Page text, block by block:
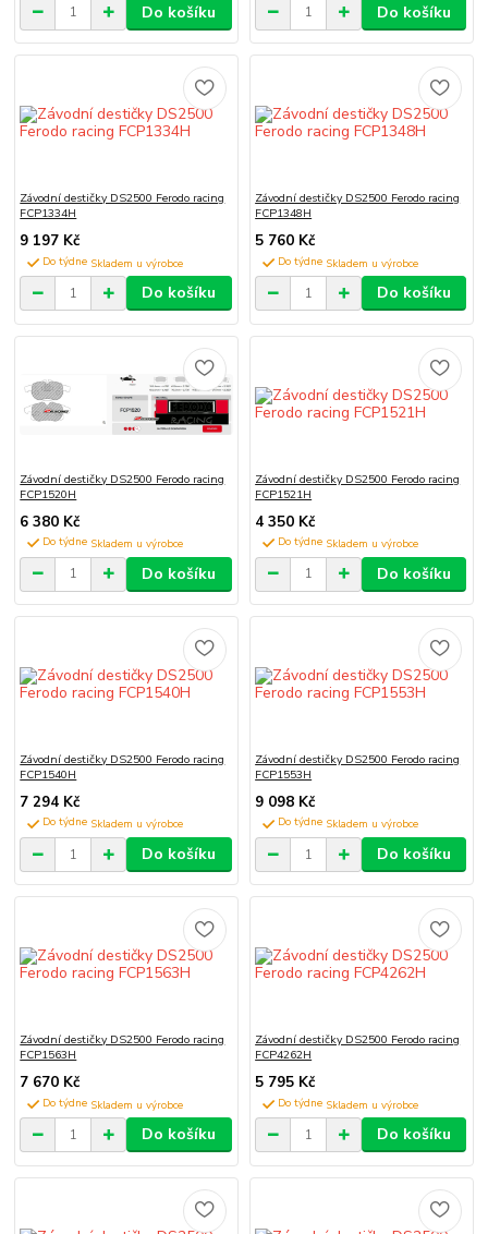
Do košíku Do košíku
Závodní destičky DS2500 Ferodo racing
FCP1334H
9 197 Kč
Do týdne
Do košíku
Závodní destičky DS2500 Ferodo racing
FCP1348H
5 760 Kč
Do týdne
Do košíku
Závodní destičky DS2500 Ferodo racing
FCP1520H
6 380 Kč
Do týdne
Do košíku
Závodní destičky DS2500 Ferodo racing
FCP1521H
4 350 Kč
Do týdne
Do košíku
Závodní destičky DS2500 Ferodo racing
FCP1540H
7 294 Kč
Do týdne
Do košíku
Závodní destičky DS2500 Ferodo racing
FCP1553H
9 098 Kč
Do týdne
Do košíku
Závodní destičky DS2500 Ferodo racing
FCP1563H
7 670 Kč
Do týdne
Do košíku
Závodní destičky DS2500 Ferodo racing
FCP4262H
5 795 Kč
Do týdne
Do košíku